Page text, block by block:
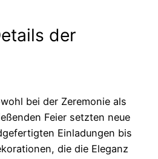
der
bei der Zeremonie als
Feier setzten neue
Einladungen bis
die die Eleganz